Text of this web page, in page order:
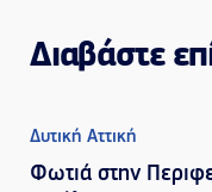
Διαβάστε
Δυτική Αττική
Φωτιά στην